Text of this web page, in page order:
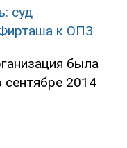
суд
к ОПЗ
была
сентябре 2014